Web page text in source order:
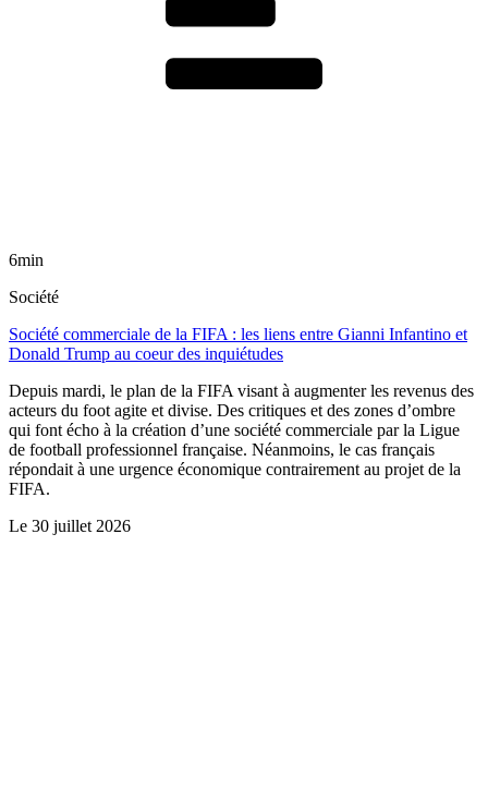
6min
Société
Société commerciale de la FIFA : les liens entre Gianni Infantino et
Donald Trump au coeur des inquiétudes
Depuis mardi, le plan de la FIFA visant à augmenter les revenus des
acteurs du foot agite et divise. Des critiques et des zones d’ombre
qui font écho à la création d’une société commerciale par la Ligue
de football professionnel française. Néanmoins, le cas français
répondait à une urgence économique contrairement au projet de la
FIFA.
Le 30 juillet 2026